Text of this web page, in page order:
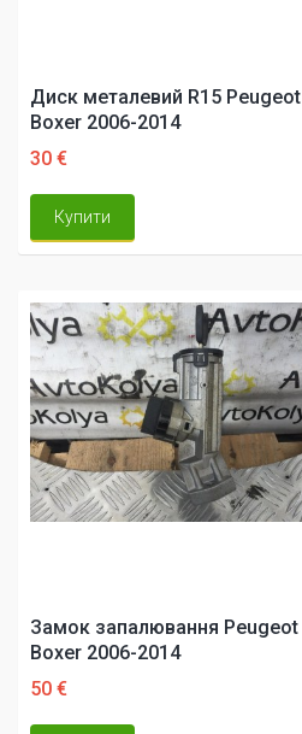
Диск металевий R15 Peugeot
Boxer 2006-2014
30 €
Купити
Замок запалювання Peugeot
Boxer 2006-2014
50 €